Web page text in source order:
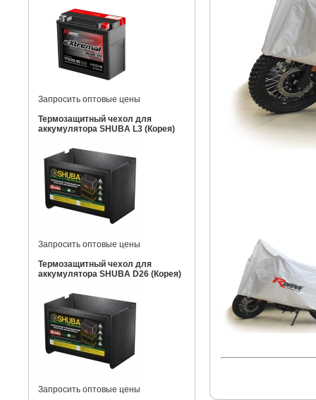
Запросить оптовые цены
Термозащитный чехол для
аккумулятора SHUBA L3 (Корея)
Запросить оптовые цены
Термозащитный чехол для
аккумулятора SHUBA D26 (Корея)
Запросить оптовые цены